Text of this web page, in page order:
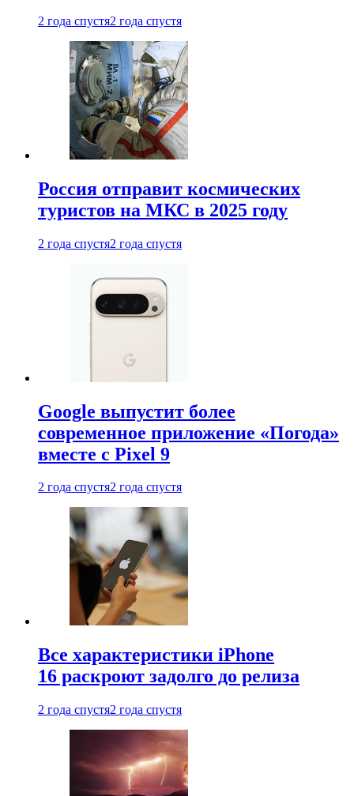
2 года спустя2 года спустя
Россия отправит космических
туристов на МКС в 2025 году
2 года спустя2 года спустя
Google выпустит более
современное приложение «Погода»
вместе с Pixel 9
2 года спустя2 года спустя
Все характеристики iPhone
16 раскроют задолго до релиза
2 года спустя2 года спустя